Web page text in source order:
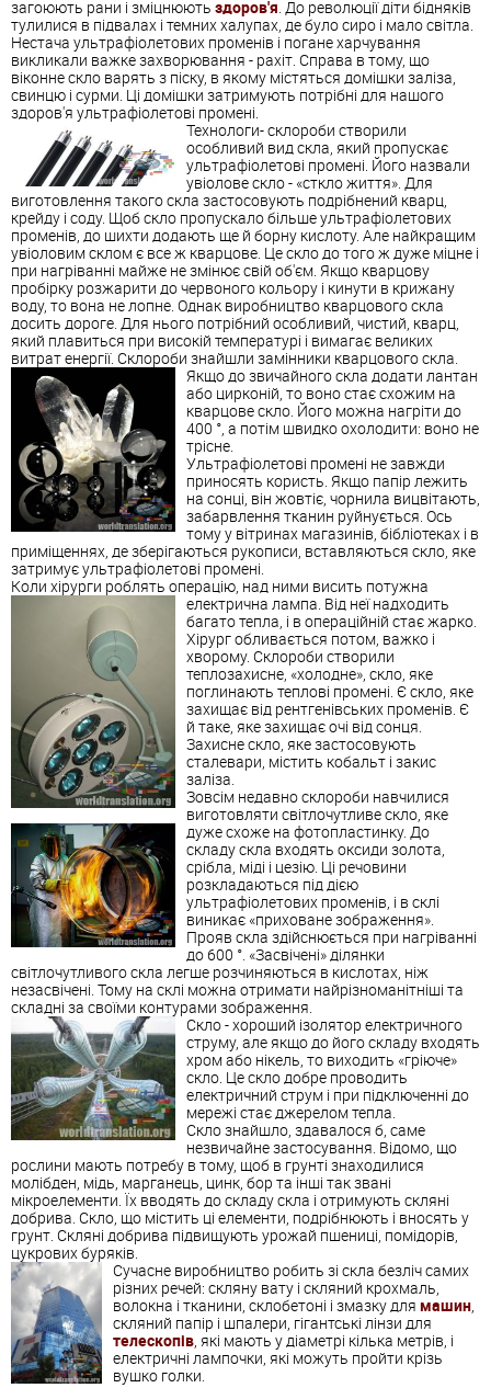
загоюють рани і зміцнюють здоров'я. До революції діти бідняків
тулилися в підвалах і темних халупах, де було сиро і мало світла.
Нестача ультрафіолетових променів і погане харчування
викликали важке захворювання - рахіт. Справа в тому, що
віконне скло варять з піску, в якому містяться домішки заліза,
свинцю і сурми. Ці домішки затримують потрібні для нашого
здоров'я ультрафіолетові промені.
Технологи- склороби створили
особливий вид скла, який пропускає
ультрафіолетові промені. Його назвали
увіолове скло - «сткло життя». Для
виготовлення такого скла застосовують подрібнений кварц,
крейду і соду. Щоб скло пропускало більше ультрафіолетових
променів, до шихти додають ще й борну кислоту. Але найкращим
увіоловим склом є все ж кварцове. Це скло до того ж дуже міцне і
при нагріванні майже не змінює свій об'єм. Якщо кварцову
пробірку розжарити до червоного кольору і кинути в крижану
воду, то вона не лопне. Однак виробництво кварцового скла
досить дороге. Для нього потрібний особливий, чистий, кварц,
який плавиться при високій температурі і вимагає великих
витрат енергії. Склороби знайшли замінники кварцового скла.
Якщо до звичайного скла додати лантан
або цирконій, то воно стає схожим на
кварцове скло. Його можна нагріти до
400 °, а потім швидко охолодити: воно не
трісне.
Ультрафіолетові промені не завжди
приносять користь. Якщо папір лежить
на сонці, він жовтіє, чорнила вицвітають,
забарвлення тканин руйнується. Ось
тому у вітринах магазинів, бібліотеках і в
приміщеннях, де зберігаються рукописи, вставляються скло, яке
затримує ультрафіолетові промені.
Коли хірурги роблять операцію, над ними висить потужна
електрична лампа. Від неї надходить
багато тепла, і в операційній стає жарко.
Хірург обливається потом, важко і
хворому. Склороби створили
теплозахисне, «холодне», скло, яке
поглинають теплові промені. Є скло, яке
захищає від рентгенівських променів. Є
й таке, яке захищає очі від сонця.
Захисне скло, яке застосовують
сталевари, містить кобальт і закис
заліза.
Зовсім недавно склороби навчилися
виготовляти світлочутливе скло, яке
дуже схоже на фотопластинку. До
складу скла входять оксиди золота,
срібла, міді і цезію. Ці речовини
розкладаються під дією
ультрафіолетових променів, і в склі
виникає «приховане зображення».
Прояв скла здійснюється при нагріванні
до 600 °. «Засвічені» ділянки
світлочутливого скла легше розчиняються в кислотах, ніж
незасвічені. Тому на склі можна отримати найрізноманітніші та
складні за своїми контурами зображення.
Скло - хороший ізолятор електричного
струму, але якщо до його складу входять
хром або нікель, то виходить «гріюче»
скло. Це скло добре проводить
електричний струм і при підключенні до
мережі стає джерелом тепла.
Скло знайшло, здавалося б, саме
незвичайне застосування. Відомо, що
рослини мають потребу в тому, щоб в грунті знаходилися
молібден, мідь, марганець, цинк, бор та інші так звані
мікроелементи. Їх вводять до складу скла і отримують скляні
добрива. Скло, що містить ці елементи, подрібнюють і вносять у
грунт. Скляні добрива підвищують урожай пшениці, помідорів,
цукрових буряків.
Сучасне виробництво робить зі скла безліч самих
різних речей: скляну вату і скляний крохмаль,
волокна і тканини, склобетоні і змазку для машин,
скляний папір і шпалери, гігантські лінзи для
телескопів, які мають у діаметрі кілька метрів, і
електричні лампочки, які можуть пройти крізь
вушко голки.